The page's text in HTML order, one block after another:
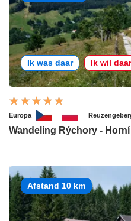
Ik was daar Ik wil
Europa
Wandeling Rýchory -
Afstand 10 km